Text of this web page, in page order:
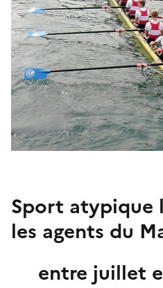
Sport atypique
les agents du
entre juillet